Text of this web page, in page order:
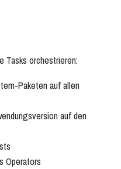
Tasks orchestrieren:
Paketen auf allen
auf den
Operators